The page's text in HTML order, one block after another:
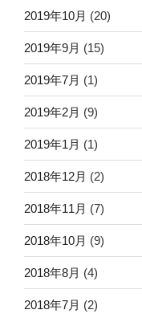
2019年10月 (20)
2019年9月 (15)
2019年7月 (1)
2019年2月 (9)
2019年1月 (1)
2018年12月 (2)
2018年11月 (7)
2018年10月 (9)
2018年8月 (4)
2018年7月 (2)